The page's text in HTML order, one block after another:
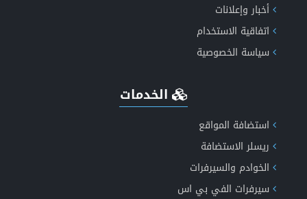
انشاء موقع اعلانات مبوبة متكامل ومتعدد اللغات
عروض الاستضافة الأكثر موثوقية
أخبار وإعلانات
اتفاقية الاستخدام
سياسة الخصوصية
الخدمات
استضافة المواقع
ريسلر الاستضافة
الخوادم والسيرفرات
سيرفرات الفي بي اس